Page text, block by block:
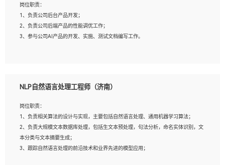
5、善于沟通，具有团队意识；
岗位职责：
1、负责公司后台产品开发；
2、负责公司后端产品的性能调优工作；
3、参与公司AI产品的开发、实施、测试文档编写工作。
验的更佳；
3、熟悉数据库开发，熟悉Mysql、Oracle、MongoDb数据库应用开发其中一种；
4、熟悉Python Wed框架（Django/Flask...）代码能力优秀，熟悉编码规范和具备
良好的文档编写能力）；
5、沟通表达能力强，具备团队协作能力。
NLP自然语言处理工程师（济南）
岗位职责：
1、负责相关算法的设计与实现，主要包括自然语言处理、通用机器学习算法；
2、负责大规模文本数据库处理，包括生文本预处理，句法分析，命名实体识别，文
本分类与文本摘要生成；
3、跟踪自然语言处理的前沿技术和业界先进的模型应用；